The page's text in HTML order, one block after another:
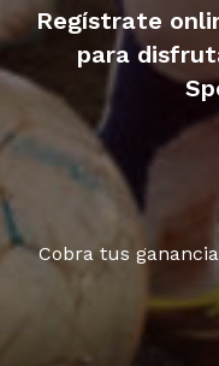
Regístrate
para
Cobra tus